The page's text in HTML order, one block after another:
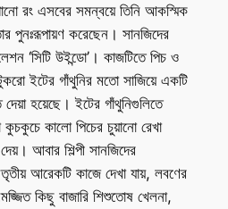
রং এসবের সমন্বয়ে তিনি আকস্মিক
পুনঃরূপায়ণ করেছেন। সানজিদের
‘সিটি উইন্ডো’। কাজটিতে পিচ ও
ইটের গাঁথুনির মতো সাজিয়ে একটি
হয়েছে। ইটের গাঁথুনিগুলিতে
কুচকুচে কালো পিচের চুয়ানো রেখা
আবার শিল্পী সানজিদের
তৃতীয় আরেকটি কাজে দেখা যায়, লবণের
কিছু বাজারি শিশুতোষ খেলনা,